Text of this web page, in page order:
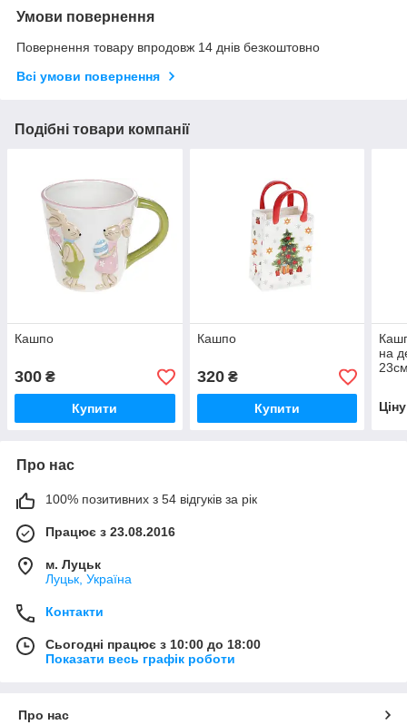
Умови повернення
Повернення товару впродовж 14 днів безкоштовно
Всі умови повернення
Подібні товари компанії
Кашпо
300 ₴
Купити
Кашпо
320₴
Купити
на
Про нас
100% позитивних з 54 відгуків за рік
Працює з 23.08.2016
м. Луцьк
Луцьк, Україна
Контакти
Сьогодні працює з 10:00 до 18:00
Показати весь графік роботи
Про нас